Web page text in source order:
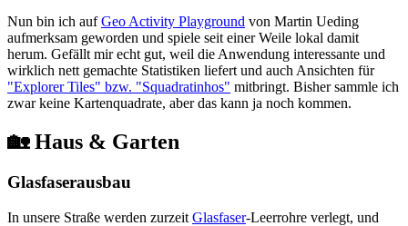
Nun bin ich aufGeo Activity Playground von Martin Ueding
aufmerksam geworden und spiele seit einer Weile lokal damit
herum. Gefällt mir echt gut, weil die Anwendung interessante und
wirklich nett gemachte Statistiken liefert und auch Ansichten für
"Explorer Tiles" bzw. "Squadratinhos" mitbringt. Bisher sammle ich
zwar keine Kartenquadrate, aber das kann ja noch kommen.
🏡 Haus & Garten
Glasfaserausbau
In unsere Straße werden zurzeit Glasfaser-Leerrohre verlegt, und